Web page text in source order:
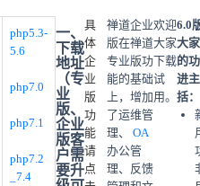
6.0
大
的
进
括：
欢迎
大家
下载
试
用。
禅道企业
版在禅道
专业版功
能的基础
上，增加
了运维管
理、 OA
办公管
理、反馈
具
体
企
业
版
功
能
请
点
一、
下载
地址
（专
业
版、
企业
版客
户需
要升
php5.3-
5.6
php7.0
php7.1
php7.2
_7.4